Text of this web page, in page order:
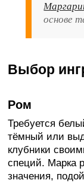
основе
Выбор
Ром
Требуется
тёмный или
клубники
специй. Марка
значения,